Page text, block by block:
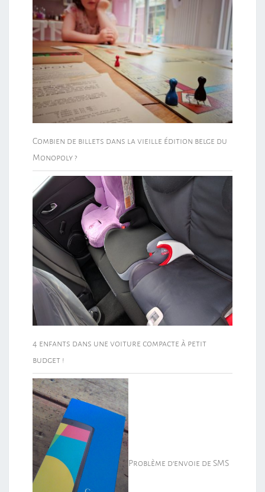
Combien de billets dans la vieille édition belge du
Monopoly ?
4 enfants dans une voiture compacte à petit
budget !
Problème d’envoie de SMS